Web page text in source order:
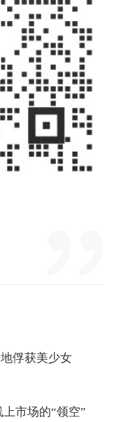
俘获美少女
市场的“领空”